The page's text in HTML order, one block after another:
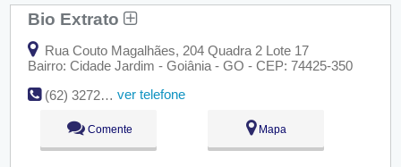
Bio Extrato
Rua Couto Magalhães, 204 Quadra 2 Lote 17
Bairro: Cidade Jardim - Goiânia - GO - CEP: 74425-350
(62) 3272-4849
ver telefone
Comente Mapa